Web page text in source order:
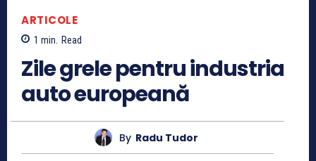
ARTICOLE
1 min. Read
Zile grele pentru industria
auto europeană
By Radu Tudor